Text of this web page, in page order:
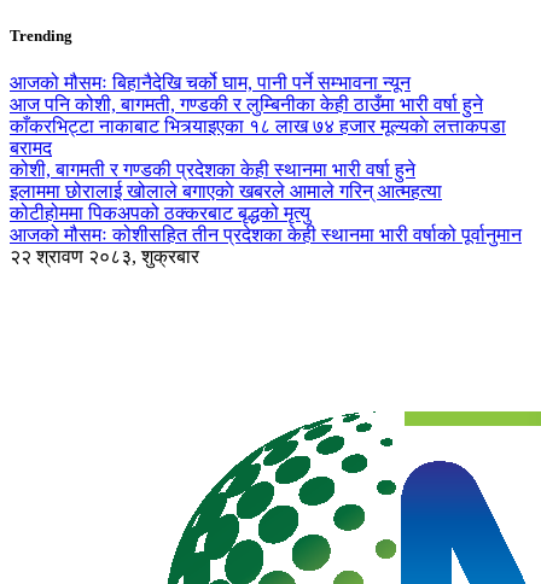
Trending
आजको मौसमः बिहानैदेखि चर्को घाम, पानी पर्ने सम्भावना न्यून
आज पनि कोशी, बागमती, गण्डकी र लुम्बिनीका केही ठाउँमा भारी वर्षा हुने
काँकरभिट्टा नाकाबाट भित्र्याइएका १८ लाख ७४ हजार मूल्यकाे लत्ताकपडा
बरामद
कोशी, बागमती र गण्डकी प्रदेशका केही स्थानमा भारी वर्षा हुने
इलाममा छोरालाई खोलाले बगाएकाे खबरले आमाले गरिन् आत्महत्या
कोटीहोममा पिकअपको ठक्करबाट बृद्धको मृत्यु
आजको मौसमः कोशीसहित तीन प्रदेशका केही स्थानमा भारी वर्षाको पूर्वानुमान
२२ श्रावण २०८३, शुक्रबार